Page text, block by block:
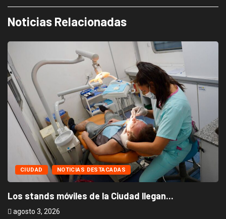
Noticias Relacionadas
CIUDAD NOTICIAS DESTACADAS
Los stands móviles de la Ciudad llegan...
agosto 3, 2026